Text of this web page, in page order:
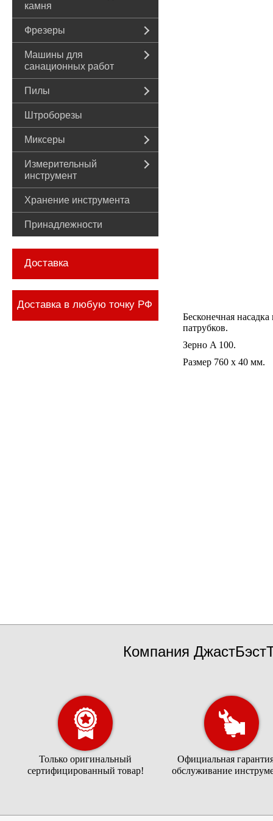
камня
Фрезеры
Машины для
санационных работ
Пилы
Штроборезы
Миксеры
Измерительный
инструмент
Хранение инструмента
Принадлежности
Доставка
Доставка в любую точку РФ
Бесконечная
патрубков.
Зерно A 100.
Размер 760 x 40 мм.
Компания
Только оригинальный
сертифицированный товар!
Официальная
обслуживание